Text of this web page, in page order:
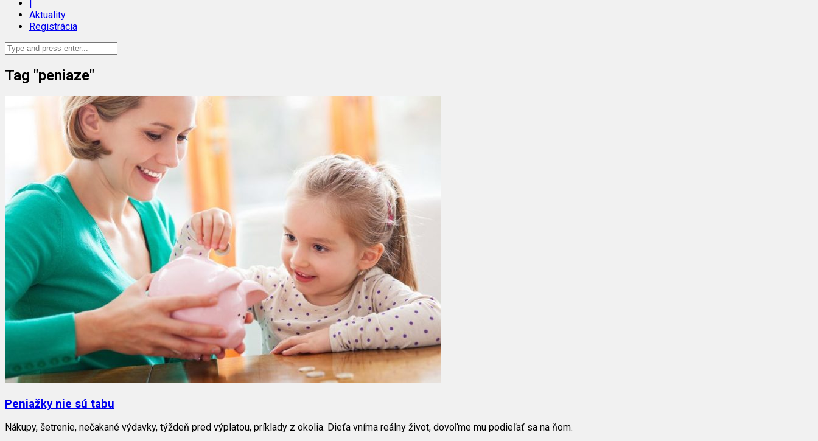
Aktuality
Registrácia
Tag "peniaze"
Peniažky nie sú tabu
Nákupy, šetrenie, nečakané výdavky, týždeň pred výplatou, príklady z okolia. Dieťa vníma reálny život, dovoľme mu podieľať sa na ňom.